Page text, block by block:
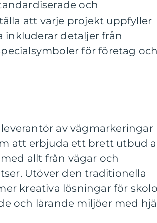
och
att varje projekt uppfyller
inkluderar detaljer från
för företag och
av vägmarkeringar
att erbjuda ett brett utbud
allt från vägar och
Utöver den traditionella
kreativa lösningar för
och lärande miljöer med